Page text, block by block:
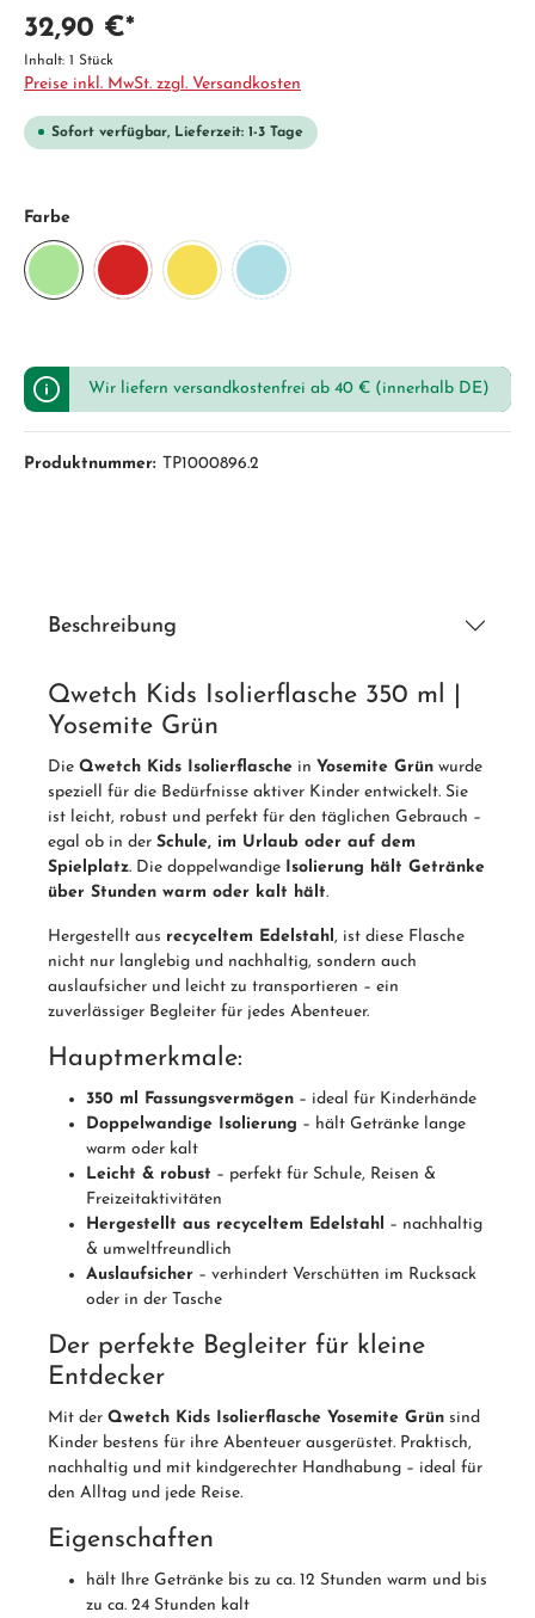
32,90 €*
Inhalt: 1 Stück
Preise inkl. MwSt. zzgl. Versandkosten
Sofort verfügbar, Lieferzeit: 1-3 Tage
Farbe
Wir liefern versandkostenfrei ab 40 € (innerhalb DE)
Produktnummer: TP1000896.2
Beschreibung
Qwetch Kids Isolierflasche 350 ml |
Yosemite Grün
Die Qwetch Kids Isolierflasche in Yosemite Grün wurde
speziell für die Bedürfnisse aktiver Kinder entwickelt. Sie
ist leicht, robust und perfekt für den täglichen Gebrauch –
egal ob in der Schule, im Urlaub oder auf dem
Spielplatz. Die doppelwandige Isolierung hält Getränke
über Stunden warm oder kalt hält.
Hergestellt aus recyceltem Edelstahl , ist diese Flasche
nicht nur langlebig und nachhaltig, sondern auch
auslaufsicher und leicht zu transportieren – ein
zuverlässiger Begleiter für jedes Abenteuer.
Hauptmerkmale:
350 ml Fassungsvermögen – ideal für Kinderhände
Doppelwandige Isolierung – hält Getränke lange
warm oder kalt
Leicht & robust – perfekt für Schule, Reisen &
Freizeitaktivitäten
Hergestellt aus recyceltem Edelstahl – nachhaltig
& umweltfreundlich
Auslaufsicher – verhindert Verschütten im Rucksack
oder in der Tasche
Der perfekte Begleiter für kleine
Entdecker
Mit der Qwetch Kids Isolierflasche Yosemite Grün sind
Kinder bestens für ihre Abenteuer ausgerüstet. Praktisch,
nachhaltig und mit kindgerechter Handhabung – ideal für
den Alltag und jede Reise.
Eigenschaften
hält Ihre Getränke bis zu ca. 12 Stunden warm und bis
zu ca. 24 Stunden kalt